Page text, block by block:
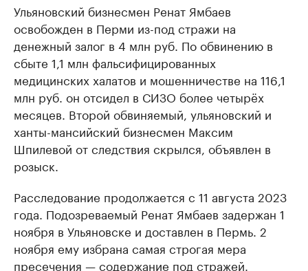
Ульяновский бизнесмен Ренат Ямбаев
освобожден в Перми из-под стражи на
денежный залог в 4 млн руб. По обвинению в
сбыте 1,1 млн фальсифицированных
медицинских халатов и мошенничестве на 116,1
млн руб. он отсидел в СИЗО более четырёх
месяцев. Второй обвиняемый, ульяновский и
ханты-мансийский бизнесмен Максим
Шпилевой от следствия скрылся, объявлен в
розыск.
Расследование продолжается с 11 августа 2023
года. Подозреваемый Ренат Ямбаев задержан 1
ноября в Ульяновске и доставлен в Пермь. 2
ноября ему избрана самая строгая мера
пресечения — содержание под стражей.